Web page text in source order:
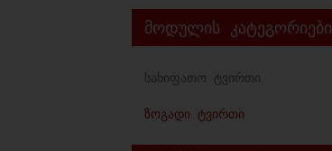
მოდულის კატეგორიები
Სახიფათო Ტვირთი
Ზოგადი Ტვირთი